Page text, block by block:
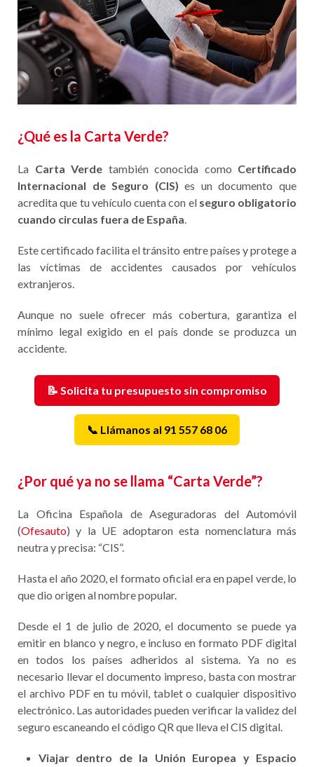
¿Qué es la Carta Verde?
La Carta Verde también conocida como Certificado
Internacional de Seguro (CIS) es un documento que
acredita que tu vehículo cuenta con el seguro obligatorio
cuando circulas fuera de España.
Este certificado facilita el tránsito entre países y protege a
las víctimas de accidentes causados por vehículos
extranjeros.
Aunque no suele ofrecer más cobertura, garantiza el
mínimo legal exigido en el país donde se produzca un
accidente.
📝 Solicita tu presupuesto sin compromiso
📞 Llámanos al 91 557 68 06
¿Por qué ya no se llama “Carta Verde”?
La Oficina Española de Aseguradoras del Automóvil
(Ofesauto) y la UE adoptaron esta nomenclatura más
neutra y precisa: “CIS”.
Hasta el año 2020, el formato oficial era en papel verde, lo
que dio origen al nombre popular.
Desde el 1 de julio de 2020, el documento se puede ya
emitir en blanco y negro, e incluso en formato PDF digital
en todos los países adheridos al sistema. Ya no es
necesario llevar el documento impreso, basta con mostrar
el archivo PDF en tu móvil, tablet o cualquier dispositivo
electrónico. Las autoridades pueden verificar la validez del
seguro escaneando el código QR que lleva el CIS digital.
Viajar dentro de la Unión Europea y Espacio